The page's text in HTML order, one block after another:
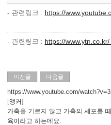
- 관련링크 : https://
- 관련링크 : https://
이전글 다음글
https://www.youtube.com/
[앵커]
가축을 기르지 않고 가축의 세포를
육이라고 하는데요.